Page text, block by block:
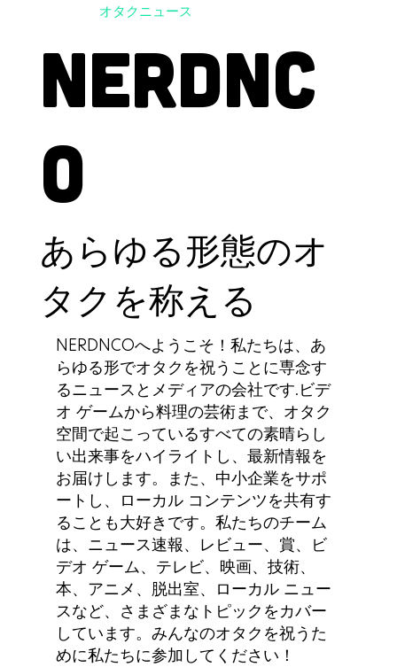
オタクニュース
NERDNC
O
あらゆる形態のオ
タクを称える
NERDNCOへようこそ！私たちは、あ
らゆる形でオタクを祝うことに専念す
るニュースとメディアの会社です.ビデ
オ ゲームから料理の芸術まで、オタク
空間で起こっているすべての素晴らし
い出来事をハイライトし、最新情報を
お届けします。また、中小企業をサポ
ートし、ローカル コンテンツを共有す
ることも大好きです。私たちのチーム
は、ニュース速報、レビュー、賞、ビ
デオ ゲーム、テレビ、映画、技術、
本、アニメ、脱出室、ローカル ニュー
スなど、さまざまなトピックをカバー
しています。みんなのオタクを祝うた
めに私たちに参加してください！